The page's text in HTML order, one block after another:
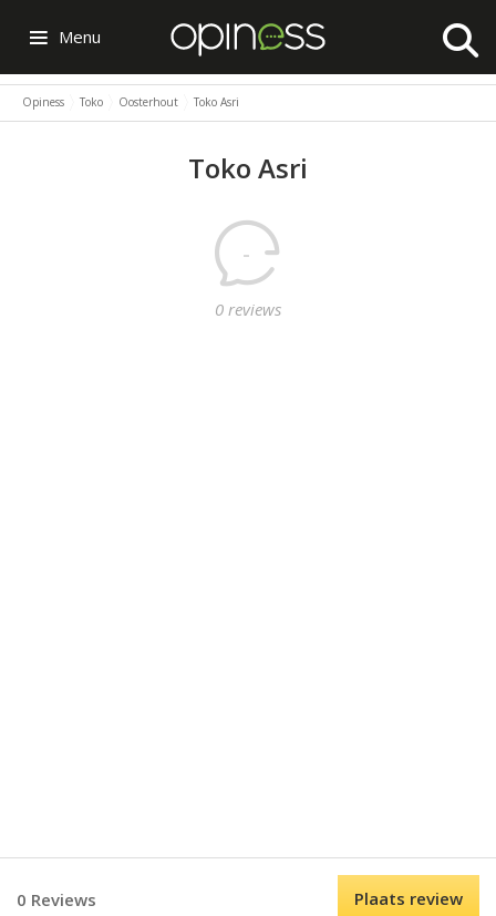
Menu
Opiness Toko Oosterhout Toko Asri
Toko Asri
-
0 reviews
0 Reviews Plaats review